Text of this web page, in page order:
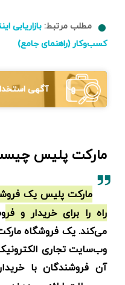
مطلب مرتبط: بازاریابی
کسب‌و‌کار (راهنمای جامع)
آگهی
مارکت پلیس
مارکت پلیس یک
راه را برای خریدار و
می‌کند. یک فروشگاه
وب‌سایت تجاری
آن فروشندگان با